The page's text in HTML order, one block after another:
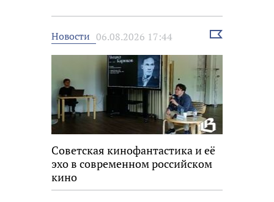
Новости 06.08.2026 17:44
Выбрать
Советская кинофантастика и её
эхо в современном российском
кино